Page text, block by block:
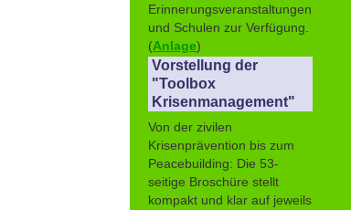
Erinnerungsveranstaltungen
und Schulen zur Verfügung.
(Anlage)
Vorstellung der
"Toolbox
Krisenmanagement"
Von der zivilen
Krisenprävention bis zum
Peacebuilding: Die 53-
seitige Broschüre stellt
kompakt und klar auf jeweils